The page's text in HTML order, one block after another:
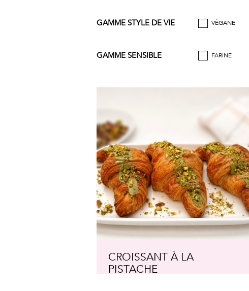
GAMME STYLE DE VIE VÉGANE
GAMME SENSIBLE FARINE
CROISSANT À LA
PISTACHE